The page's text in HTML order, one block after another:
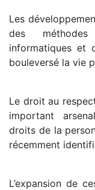
Les
des méthodes
informatiques et
bouleversé la vie
Le droit au
important
droits de la
récemment
L’expansion de